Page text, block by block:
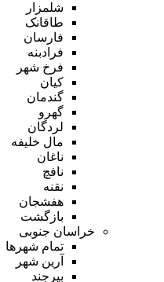
شلمزار
طاقانک
فارسان
فرادبنه
فرخ شهر
کیان
گندمان
گهرو
لردگان
مال خلیفه
ناغان
نافچ
نقنه
هفشجان
بازگشت
خراسان جنوبی
تمام شهر‌ها
آرین شهر
بیرجند